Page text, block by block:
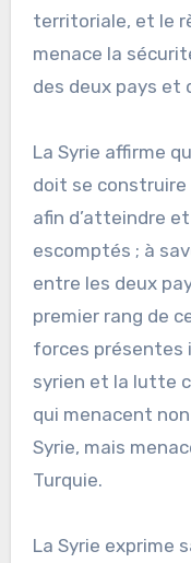
territoriale, et le
menace la
des deux pays et
La Syrie affirme
doit se
afin d’atteindre
escomptés ; à
entre les deux
premier rang de
forces présentes
syrien et la lutte
qui menacent
Syrie, mais
Turquie.
La Syrie exprime